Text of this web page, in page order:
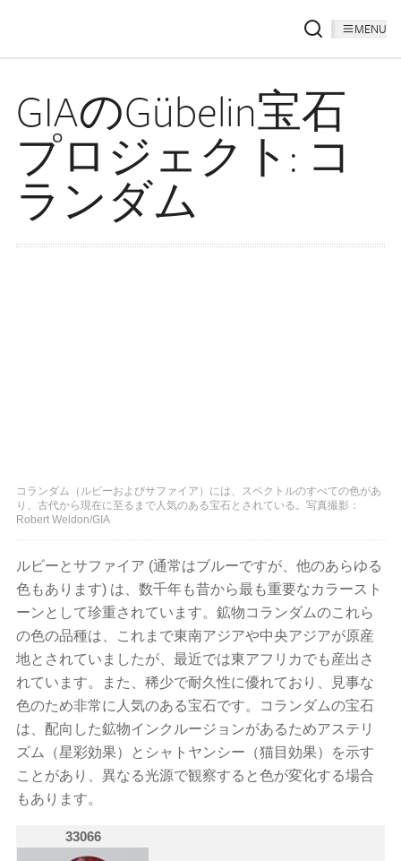
MENU
GIAのGübelin宝石
プロジェクト: コ
ランダム
コランダム（ルビーおよびサファイア）には、スペクトルのすべての色があ
り、古代から現在に至るまで人気のある宝石とされている。写真撮影：
Robert Weldon/GIA
ルビーとサファイア (通常はブルーですが、他のあらゆる
色もあります) は、数千年も昔から最も重要なカラースト
ーンとして珍重されています。鉱物コランダムのこれら
の色の品種は、これまで東南アジアや中央アジアが原産
地とされていましたが、最近では東アフリカでも産出さ
れています。また、稀少で耐久性に優れており、見事な
色のため非常に人気のある宝石です。コランダムの宝石
は、配向した鉱物インクルージョンがあるためアステリ
ズム（星彩効果）とシャトヤンシー（猫目効果）を示す
ことがあり、異なる光源で観察すると色が変化する場合
もあります。
33066